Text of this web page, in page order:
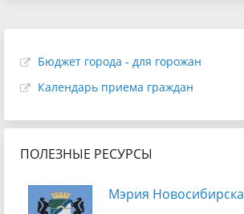
Бюджет города - для горожан
Календарь приема граждан
ПОЛЕЗНЫЕ РЕСУРСЫ
Мэрия Новосибирска